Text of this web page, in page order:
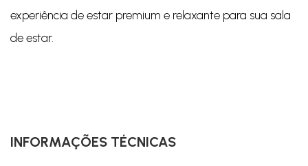
experiência de estar premium e relaxante para sua sala
de estar.
INFORMAÇÕES TÉCNICAS